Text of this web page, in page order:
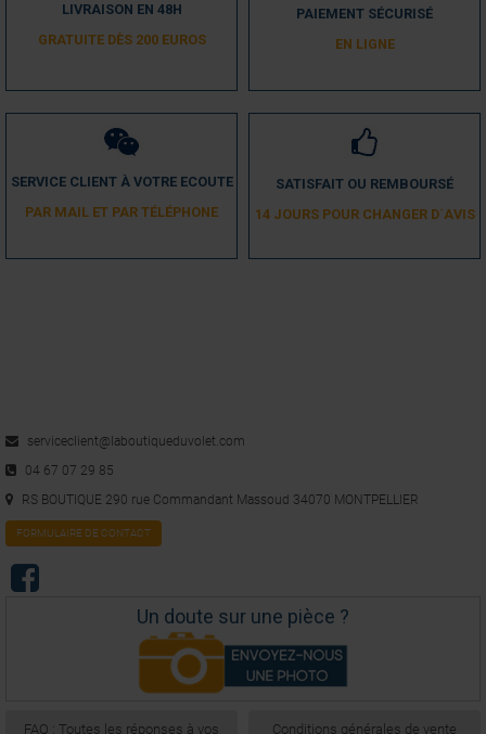
LIVRAISON EN 48H
GRATUITE DÈS 200 EUROS
PAIEMENT SÉCURISÉ
EN LIGNE
SERVICE CLIENT À VOTRE ECOUTE
PAR MAIL ET PAR TÉLÉPHONE
SATISFAIT OU REMBOURSÉ
14 JOURS POUR CHANGER D´AVIS
serviceclient@laboutiqueduvolet.com
04 67 07 29 85
RS BOUTIQUE 290 rue Commandant Massoud 34070 MONTPELLIER
FORMULAIRE DE CONTACT
Un doute sur une pièce ?
FAQ : Toutes les réponses à vos Conditions générales de vente